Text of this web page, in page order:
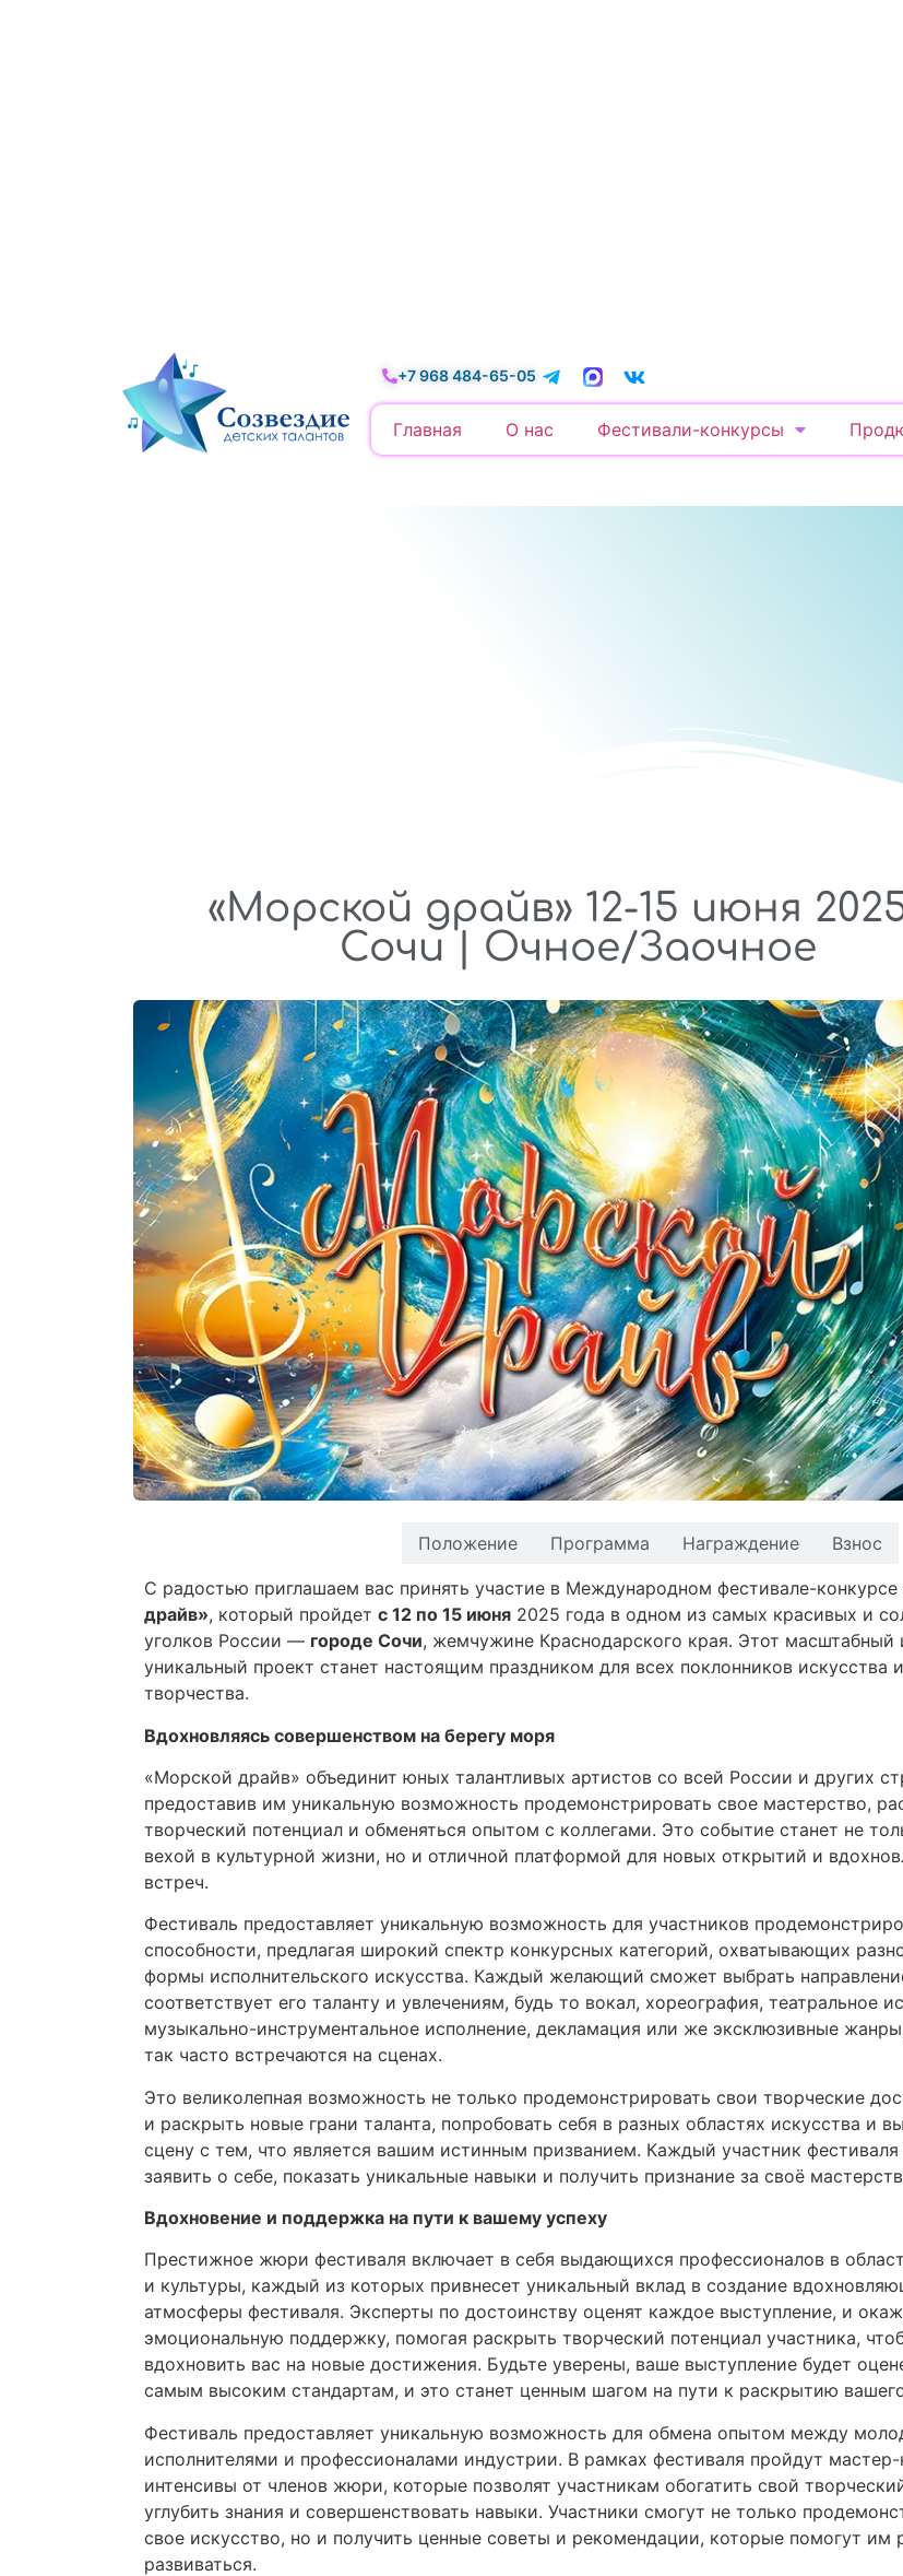
+7 968 484-65-05
Главная О нас Фестивали-конкурсы
«Морской драйв» 12-15 июня
Сочи | Очное/Заочное
Положение Программа Награждение Взнос
С радостью приглашаем вас принять участие в Международном фестивале-конкурсе
драйв», который пройдет с 12 по 15 июня 2025 года в одном из самых красивых и
уголков России — городе Сочи, жемчужине Краснодарского края. Этот масштабный
уникальный проект станет настоящим праздником для всех поклонников искусства и
творчества.
Вдохновляясь совершенством на берегу моря
«Морской драйв» объединит юных талантливых артистов со всей России и других
предоставив им уникальную возможность продемонстрировать свое мастерство,
творческий потенциал и обменяться опытом с коллегами. Это событие станет не
вехой в культурной жизни, но и отличной платформой для новых открытий и
встреч.
Фестиваль предоставляет уникальную возможность для участников
способности, предлагая широкий спектр конкурсных категорий, охватывающих
формы исполнительского искусства. Каждый желающий сможет выбрать
соответствует его таланту и увлечениям, будь то вокал, хореография, театральное
музыкально-инструментальное исполнение, декламация или же эксклюзивные
так часто встречаются на сценах.
Это великолепная возможность не только продемонстрировать свои творческие
и раскрыть новые грани таланта, попробовать себя в разных областях искусства и
сцену с тем, что является вашим истинным призванием. Каждый участник
заявить о себе, показать уникальные навыки и получить признание за своё
Вдохновение и поддержка на пути к вашему успеху
Престижное жюри фестиваля включает в себя выдающихся профессионалов в
и культуры, каждый из которых привнесет уникальный вклад в создание
атмосферы фестиваля. Эксперты по достоинству оценят каждое выступление, и
эмоциональную поддержку, помогая раскрыть творческий потенциал участника,
вдохновить вас на новые достижения. Будьте уверены, ваше выступление будет
самым высоким стандартам, и это станет ценным шагом на пути к раскрытию
Фестиваль предоставляет уникальную возможность для обмена опытом между
исполнителями и профессионалами индустрии. В рамках фестиваля пройдут
интенсивы от членов жюри, которые позволят участникам обогатить свой
углубить знания и совершенствовать навыки. Участники смогут не только
свое искусство, но и получить ценные советы и рекомендации, которые помогут им
развиваться.